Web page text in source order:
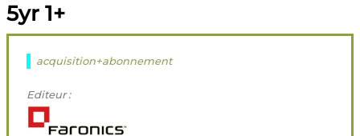
5yr 1+
acquisition+abonnement
Editeur :